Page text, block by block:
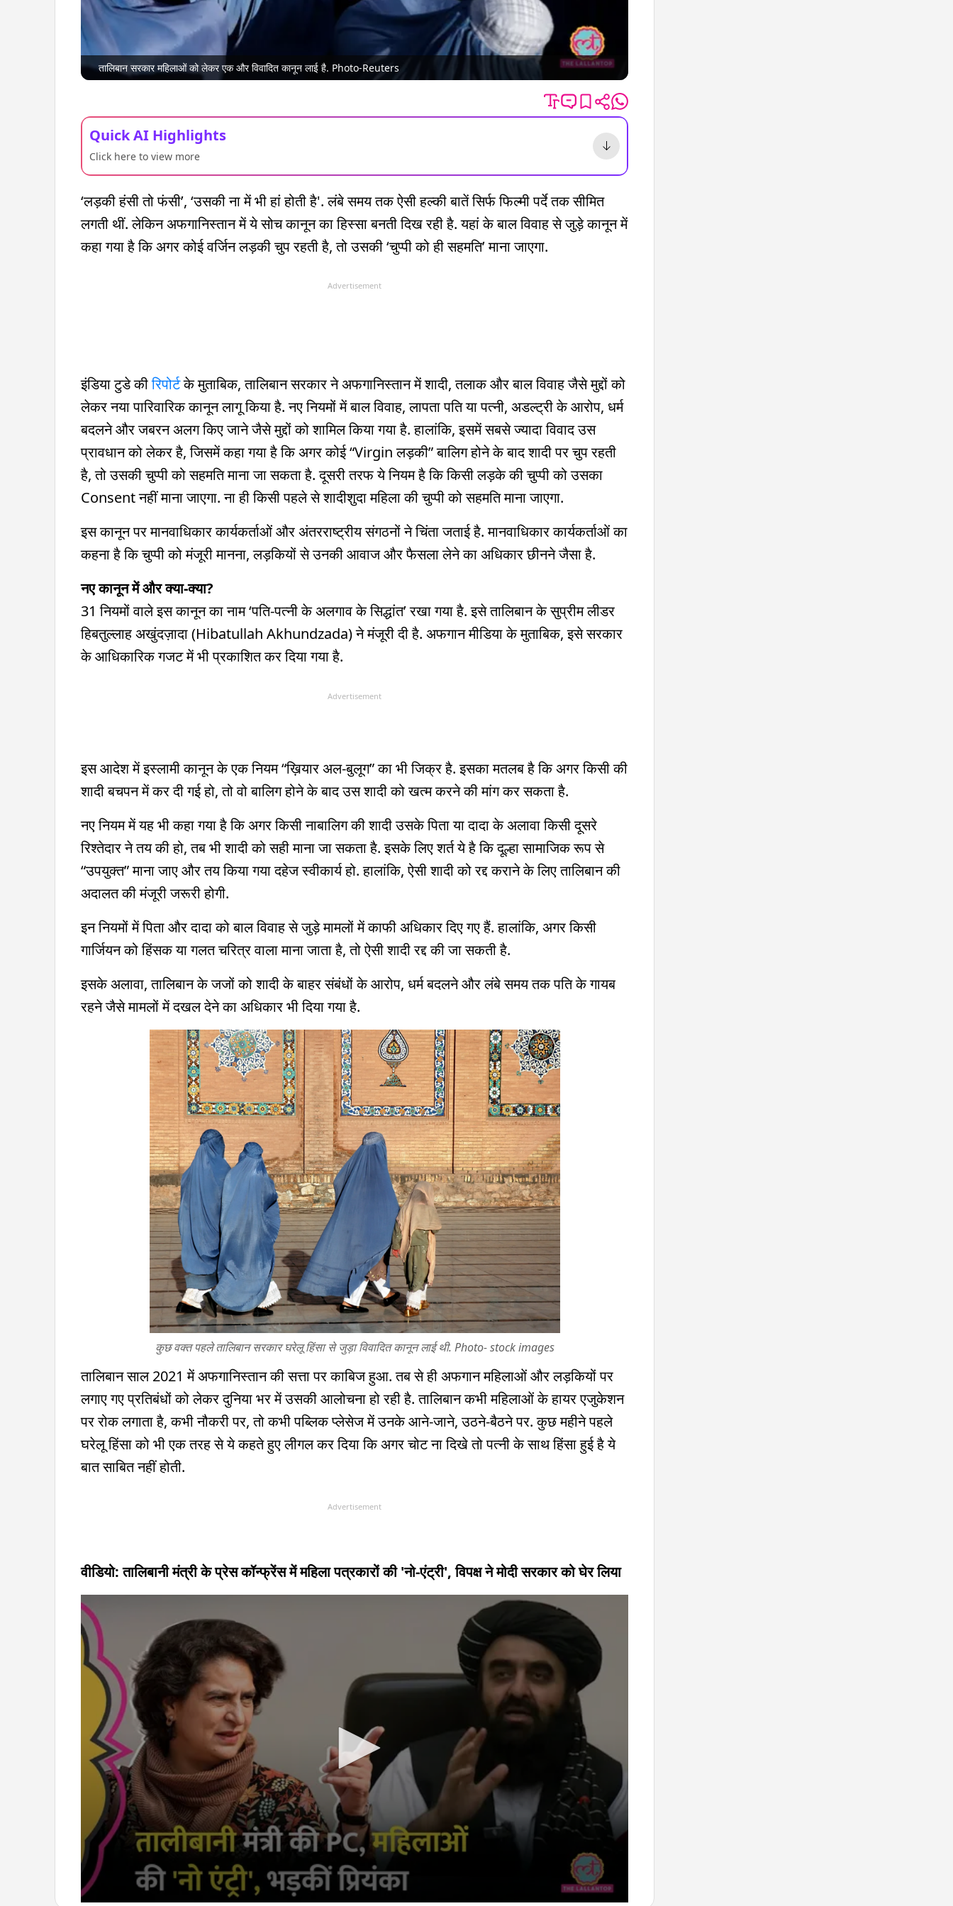
तालिबान सरकार महिलाओं को लेकर एक और विवादित कानून लाई है. Photo-Reuters
Quick AI Highlights
Click here to view more
‘लड़की हंसी तो फंसी’, ‘उसकी ना में भी हां होती है'. लंबे समय तक ऐसी हल्की बातें सिर्फ फिल्मी पर्दे तक सीमित
लगती थीं. लेकिन अफगानिस्तान में ये सोच कानून का हिस्सा बनती दिख रही है. यहां के बाल विवाह से जुड़े कानून में
कहा गया है कि अगर कोई वर्जिन लड़की चुप रहती है, तो उसकी ‘चुप्पी को ही सहमति’ माना जाएगा.
Advertisement
इंडिया टुडे कीरिपोर्टके मुताबिक, तालिबान सरकार ने अफगानिस्तान में शादी, तलाक और बाल विवाह जैसे मुद्दों को
लेकर नया पारिवारिक कानून लागू किया है. नए नियमों में बाल विवाह, लापता पति या पत्नी, अडल्ट्री के आरोप, धर्म
बदलने और जबरन अलग किए जाने जैसे मुद्दों को शामिल किया गया है. हालांकि, इसमें सबसे ज्यादा विवाद उस
प्रावधान को लेकर है, जिसमें कहा गया है कि अगर कोई “Virgin लड़की” बालिग होने के बाद शादी पर चुप रहती
है, तो उसकी चुप्पी को सहमति माना जा सकता है. दूसरी तरफ ये नियम है कि किसी लड़के की चुप्पी को उसका
Consent नहीं माना जाएगा. ना ही किसी पहले से शादीशुदा महिला की चुप्पी को सहमति माना जाएगा.
इस कानून पर मानवाधिकार कार्यकर्ताओं और अंतरराष्ट्रीय संगठनों ने चिंता जताई है. मानवाधिकार कार्यकर्ताओं का
कहना है कि चुप्पी को मंजूरी मानना, लड़कियों से उनकी आवाज और फैसला लेने का अधिकार छीनने जैसा है.
नए कानून में और क्या-क्या?
31 नियमों वाले इस कानून का नाम ‘पति-पत्नी के अलगाव के सिद्धांत’ रखा गया है. इसे तालिबान के सुप्रीम लीडर
हिबतुल्लाह अखुंदज़ादा (Hibatullah Akhundzada) ने मंजूरी दी है. अफगान मीडिया के मुताबिक, इसे सरकार
के आधिकारिक गजट में भी प्रकाशित कर दिया गया है.
Advertisement
इस आदेश में इस्लामी कानून के एक नियम “ख़ियार अल-बुलूग” का भी जिक्र है. इसका मतलब है कि अगर किसी की
शादी बचपन में कर दी गई हो, तो वो बालिग होने के बाद उस शादी को खत्म करने की मांग कर सकता है.
नए नियम में यह भी कहा गया है कि अगर किसी नाबालिग की शादी उसके पिता या दादा के अलावा किसी दूसरे
रिश्तेदार ने तय की हो, तब भी शादी को सही माना जा सकता है. इसके लिए शर्त ये है कि दूल्हा सामाजिक रूप से
“उपयुक्त” माना जाए और तय किया गया दहेज स्वीकार्य हो. हालांकि, ऐसी शादी को रद्द कराने के लिए तालिबान की
अदालत की मंजूरी जरूरी होगी.
इन नियमों में पिता और दादा को बाल विवाह से जुड़े मामलों में काफी अधिकार दिए गए हैं. हालांकि, अगर किसी
गार्जियन को हिंसक या गलत चरित्र वाला माना जाता है, तो ऐसी शादी रद्द की जा सकती है.
इसके अलावा, तालिबान के जजों को शादी के बाहर संबंधों के आरोप, धर्म बदलने और लंबे समय तक पति के गायब
रहने जैसे मामलों में दखल देने का अधिकार भी दिया गया है.
कुछ वक्त पहले तालिबान सरकार घरेलू हिंसा से जुड़ा विवादित कानून लाई थी. Photo- stock images
तालिबान साल 2021 में अफगानिस्तान की सत्ता पर काबिज हुआ. तब से ही अफगान महिलाओं और लड़कियों पर
लगाए गए प्रतिबंधों को लेकर दुनिया भर में उसकी आलोचना हो रही है. तालिबान कभी महिलाओं के हायर एजुकेशन
पर रोक लगाता है, कभी नौकरी पर, तो कभी पब्लिक प्लेसेज में उनके आने-जाने, उठने-बैठने पर. कुछ महीने पहले
घरेलू हिंसा को भी एक तरह से ये कहते हुए लीगल कर दिया कि अगर चोट ना दिखे तो पत्नी के साथ हिंसा हुई है ये
बात साबित नहीं होती.
Advertisement
वीडियो: तालिबानी मंत्री के प्रेस कॉन्फ्रेंस में महिला पत्रकारों की 'नो-एंट्री', विपक्ष ने मोदी सरकार को घेर लिया